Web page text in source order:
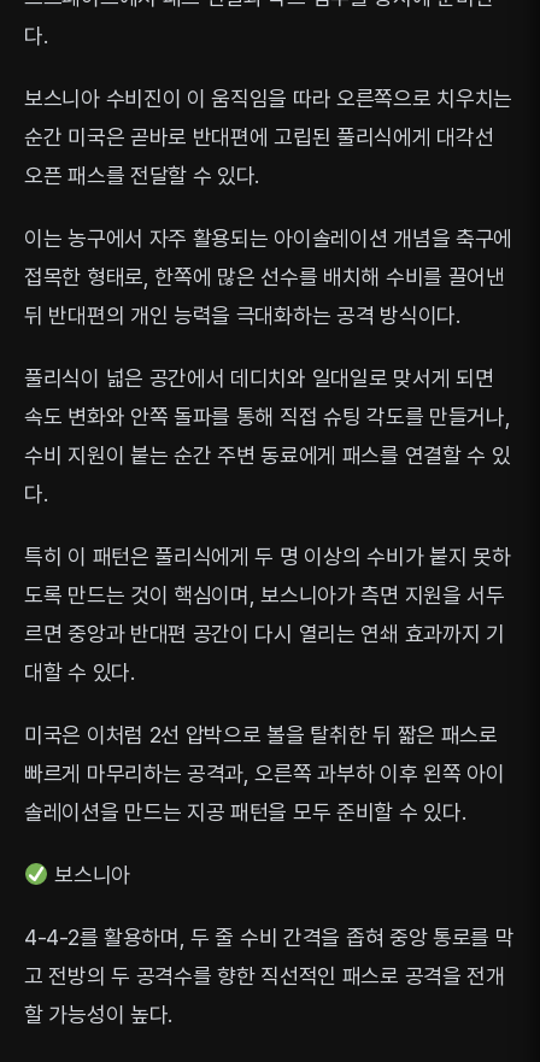
다.
보스니아 수비진이 이 움직임을 따라 오른쪽으로 치우치는
순간 미국은 곧바로 반대편에 고립된 풀리식에게 대각선
오픈 패스를 전달할 수 있다.
이는 농구에서 자주 활용되는 아이솔레이션 개념을 축구에
접목한 형태로, 한쪽에 많은 선수를 배치해 수비를 끌어낸
뒤 반대편의 개인 능력을 극대화하는 공격 방식이다.
풀리식이 넓은 공간에서 데디치와 일대일로 맞서게 되면
속도 변화와 안쪽 돌파를 통해 직접 슈팅 각도를 만들거나,
수비 지원이 붙는 순간 주변 동료에게 패스를 연결할 수 있
다.
특히 이 패턴은 풀리식에게 두 명 이상의 수비가 붙지 못하
도록 만드는 것이 핵심이며, 보스니아가 측면 지원을 서두
르면 중앙과 반대편 공간이 다시 열리는 연쇄 효과까지 기
대할 수 있다.
미국은 이처럼 2선 압박으로 볼을 탈취한 뒤 짧은 패스로
빠르게 마무리하는 공격과, 오른쪽 과부하 이후 왼쪽 아이
솔레이션을 만드는 지공 패턴을 모두 준비할 수 있다.
보스니아
4-4-2를 활용하며, 두 줄 수비 간격을 좁혀 중앙 통로를 막
고 전방의 두 공격수를 향한 직선적인 패스로 공격을 전개
할 가능성이 높다.